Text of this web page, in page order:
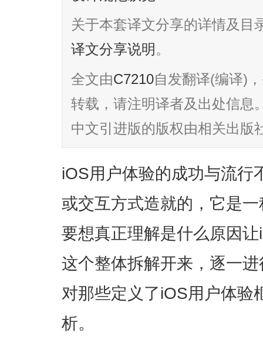
关于本套译文分享的详情及目
译文分享说明 。
全文由C7210自发翻译(编译)
转载，请注明译者及出处信息
中文引进版的版权由相关出版
iOS用户体验的成功与流行
或交互方式造就的，它是
要想真正理解是什么原因
这个整体拆解开来，逐一
对那些定义了iOS用户体验
析。